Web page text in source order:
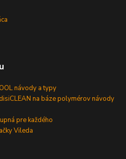
návody a typy
na báze polymérov návody
pre každého
Vileda